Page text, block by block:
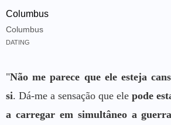
Columbus
Columbus
DATING
"Não me parece que ele esteja
si. Dá-me a sensação que ele pode
a carregar em simultâneo a